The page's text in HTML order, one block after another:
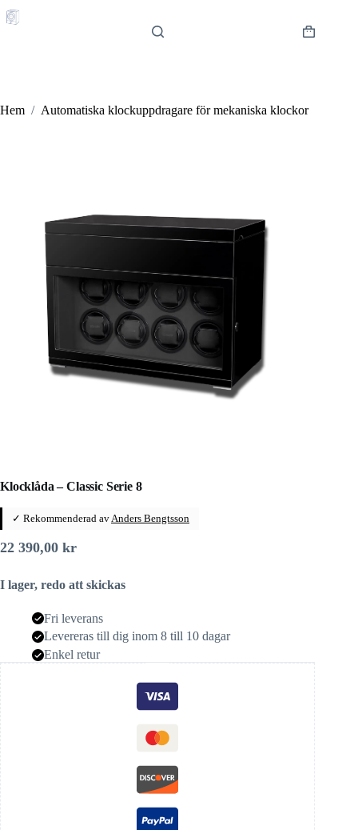
till
Varukorg
Hem / Automatiska klockuppdragare för mekaniska klockor
Klocklåda – Classic Serie 8
✓ Rekommenderad av Anders Bengtsson
22 390,00 kr
I lager, redo att skickas
Fri leverans
Levereras till dig inom 8 till 10 dagar
Enkel retur